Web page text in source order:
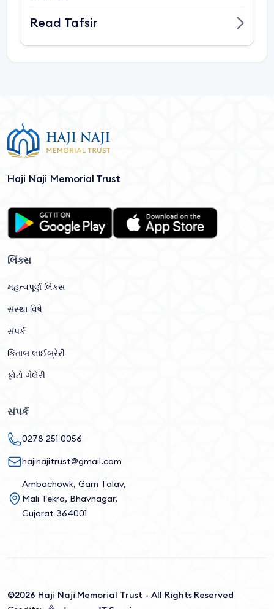
Read Tafsir
Haji Naji Memorial Trust
લિંક્સ
મહત્વપૂર્ણ લિંક્સ
સંસ્થા વિષે
સંપર્ક
કિતાબ લાઈબ્રેરી
ફોટો ગેલેરી
સંપર્ક
0278 251 0056
hajinajitrust@gmail.com
Ambachowk, Gam Talav,
Mali Tekra, Bhavnagar,
Gujarat 364001
©2026 Haji Naji Memorial Trust - All Rights Reserved